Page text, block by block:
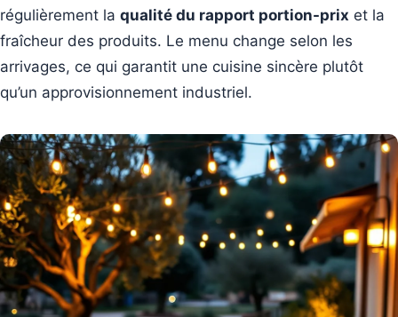
régulièrement la qualité du rapport portion-prix et la
fraîcheur des produits. Le menu change selon les
arrivages, ce qui garantit une cuisine sincère plutôt
qu’un approvisionnement industriel.